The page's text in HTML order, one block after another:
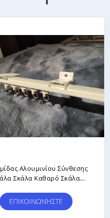
Κράμα Νεροκύματα
Σιδηροδρομική Γραμμή
ΕΠΙΚΟΙΝΩΝΉΣΤΕ